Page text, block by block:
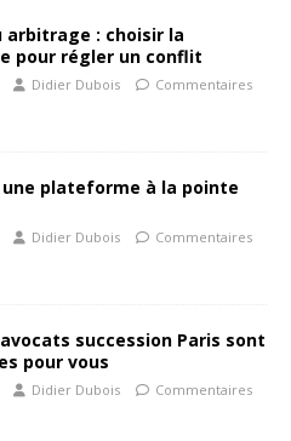
arbitrage : choisir la
pour régler un conflit
Didier Dubois
Commentaires
plateforme à la pointe
Didier Dubois
Commentaires
succession Paris sont
pour vous
Didier Dubois
Commentaires